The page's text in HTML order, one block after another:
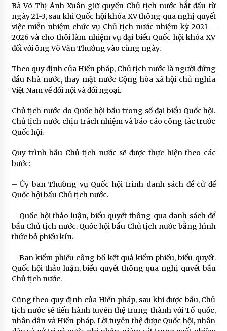
Bà Võ Thị Ánh Xuân giữ quyền Chủ tịch nước bắt đầu từ
ngày 21-3, sau khi Quốc hội khóa XV thông qua nghị quyết
việc miễn nhiệm chức vụ Chủ tịch nước nhiệm kỳ 2021 –
2026 và cho thôi làm nhiệm vụ đại biểu Quốc hội khóa XV
đối với ông Võ Văn Thưởng vào cùng ngày.
Theo quy định của Hiến pháp, Chủ tịch nước là người đứng
đầu Nhà nước, thay mặt nước Cộng hòa xã hội chủ nghĩa
Việt Nam về đối nội và đối ngoại.
Chủ tịch nước do Quốc hội bầu trong số đại biểu Quốc hội.
Chủ tịch nước chịu trách nhiệm và báo cáo công tác trước
Quốc hội.
Quy trình bầu Chủ tịch nước sẽ được thực hiện theo các
bước:
– Ủy ban Thường vụ Quốc hội trình danh sách đề cử để
Quốc hội bầu Chủ tịch nước.
– Quốc hội thảo luận, biểu quyết thông qua danh sách để
bầu Chủ tịch nước. Quốc hội bầu Chủ tịch nước bằng hình
thức bỏ phiếu kín.
– Ban kiểm phiếu công bố kết quả kiểm phiếu, biểu quyết.
Quốc hội thảo luận, biểu quyết thông qua nghị quyết bầu
Chủ tịch nước.
Cũng theo quy định của Hiến pháp, sau khi được bầu, Chủ
tịch nước sẽ tiến hành tuyên thệ trung thành với Tổ quốc,
nhân dân và Hiến pháp. Lời tuyên thệ được Quốc hội, nhân